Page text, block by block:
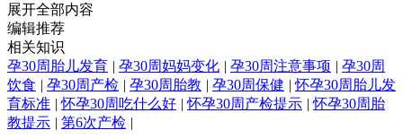
展开全部内容
编辑推荐
相关知识
孕30周胎儿发育 | 孕30周妈妈变化 | 孕30周注意事项 | 孕30周
饮食 | 孕30周产检 | 孕30周胎教 | 孕30周保健 | 怀孕30周胎儿发
育标准 | 怀孕30周吃什么好 | 怀孕30周产检提示 | 怀孕30周胎
教提示 | 第6次产检 |